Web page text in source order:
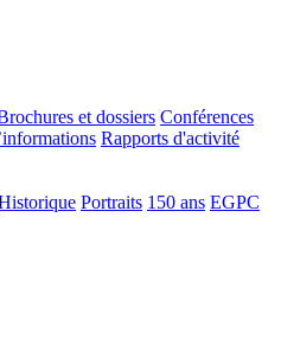
et dossiers Conférences
Rapports d'activité
Portraits 150 ans EGPC